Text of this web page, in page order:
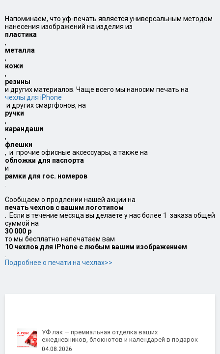
Напоминаем, что уф-печать является универсальным методом
нанесения изображений на изделия из
пластика
,
металла
,
кожи
,
резины
и других материалов. Чаще всего мы наносим печать на
чехлы для iPhone
и других смартфонов, на
ручки
,
карандаши
,
флешки
, и прочие офисные аксессуары, а также на
обложки для паспорта
и
рамки для гос. номеров
.
Сообщаем о продлении нашей акции на
печать чехлов с вашим логотипом
. Если в течение месяца вы делаете у нас более 1 заказа общей
суммой на
30 000 р
то мы бесплатно напечатаем вам
10 чехлов для iPhone с любым вашим изображением
.
Подробнее о печати на чехлах>>
УФ лак — премиальная отделка ваших
ежедневников, блокнотов и календарей в подарок
04.08.2026